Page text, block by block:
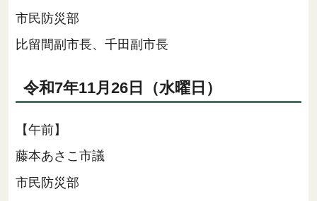
市民防災部
比留間副市長、千田副市長
令和7年11月26日（水曜日）
【午前】
藤本あさこ市議
市民防災部